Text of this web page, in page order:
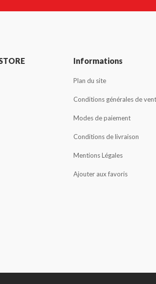
Informations
Plan du site
Conditions générales de
Modes de paiement
Conditions de livraison
Mentions Légales
Ajouter aux favoris